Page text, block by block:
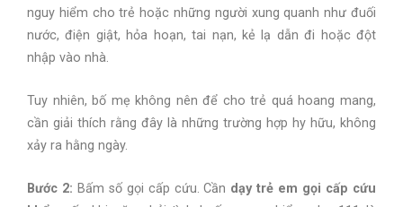
nguy hiểm cho trẻ hoặc những người xung quanh như đuối
nước, điện giật, hỏa hoạn, tai nạn, kẻ lạ dẫn đi hoặc đột
nhập vào nhà.
Tuy nhiên, bố mẹ không nên để cho trẻ quá hoang mang,
cần giải thích rằng đây là những trường hợp hy hữu, không
xảy ra hằng ngày.
Bước 2: Bấm số gọi cấp cứu. Cần dạy trẻ em gọi cấp cứu